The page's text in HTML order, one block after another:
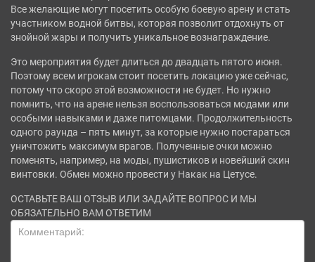
Все желающие могут посетить особую боевую арену и стать
участником водной битвы, которая позволит отдохнуть от
знойной жары и получить уникальное вознаграждение.
Это мероприятия будет длиться до двадцать пятого июня.
Поэтому всем игрокам стоит посетить локацию уже сейчас,
потому что скоро этой возможности не будет. Но нужно
помнить, что на арене нельзя воспользоваться модами или
особыми навыками и даже питомцами. Продолжительность
одного раунда – пять минут, за которые нужно постараться
уничтожить максимум врагов. Полученные очки можно
поменять, например, на моды, пушистиков и новейший скин
винтовки. Обмен можно провести у Накак на Цетусе.
ОСТАВЬТЕ ВАШ ОТЗЫВ ИЛИ ЗАДАЙТЕ ВОПРОС И МЫ
ОБЯЗАТЕЛЬНО ВАМ ОТВЕТИМ